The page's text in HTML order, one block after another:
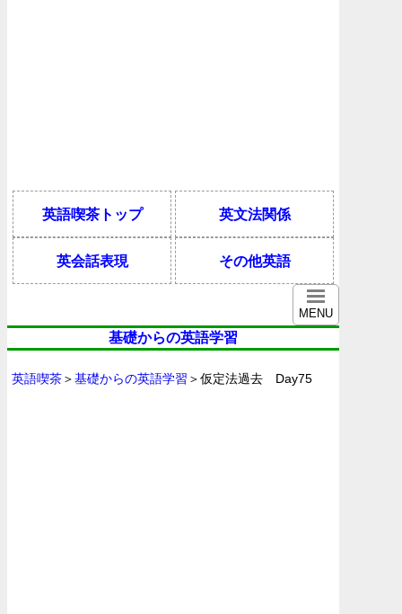
英語喫茶トップ 英文法関係
英会話表現 その他英語
MENU
基礎からの英語学習
英語喫茶＞基礎からの英語学習 ＞仮定法過去 Day75